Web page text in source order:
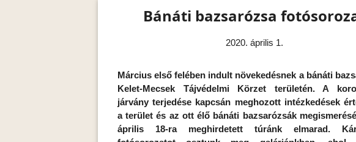
Bánáti bazsarózsa
2020. április 1.
Március első felében indult növekedésnek a bánáti
Kelet-Mecsek Tájvédelmi Körzet területén. A
járvány terjedése kapcsán meghozott intézkedések
a terület és az ott élő bánáti bazsarózsák
április 18-ra meghirdetett túránk elmarad.